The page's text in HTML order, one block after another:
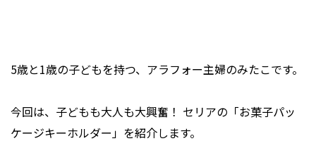
5歳と1歳の子どもを持つ、アラフォー主婦のみたこです。
今回は、子どもも大人も大興奮！ セリアの「お菓子パッ
ケージキーホルダー」を紹介します。